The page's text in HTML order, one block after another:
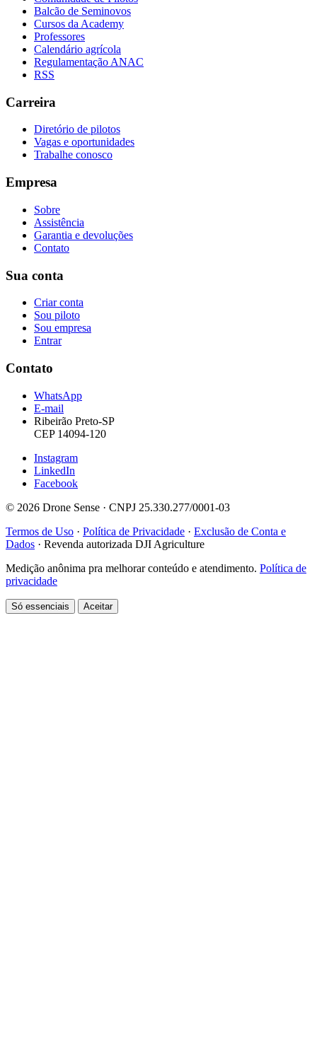
Balcão de Seminovos
Cursos da Academy
Professores
Calendário agrícola
Regulamentação ANAC
RSS
Carreira
Diretório de pilotos
Vagas e oportunidades
Trabalhe conosco
Empresa
Sobre
Assistência
Garantia e devoluções
Contato
Sua conta
Criar conta
Sou piloto
Sou empresa
Entrar
Contato
WhatsApp
E-mail
Ribeirão Preto-SP
CEP 14094-120
Instagram
LinkedIn
Facebook
© 2026 Drone Sense · CNPJ 25.330.277/0001-03
Termos de Uso · Política de Privacidade · Exclusão de Conta e
Dados · Revenda autorizada DJI Agriculture
Medição anônima pra melhorar conteúdo e atendimento. Política de
privacidade
Só essenciais Aceitar